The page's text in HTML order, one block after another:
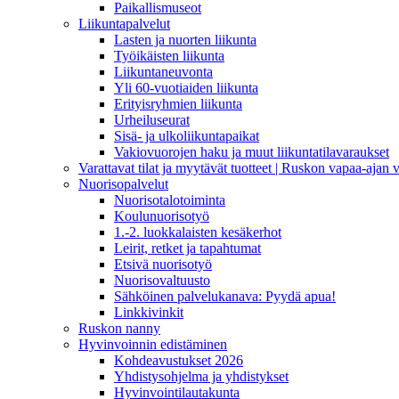
Paikallismuseot
Liikuntapalvelut
Lasten ja nuorten liikunta
Työikäisten liikunta
Liikuntaneuvonta
Yli 60-vuotiaiden liikunta
Erityisryhmien liikunta
Urheiluseurat
Sisä- ja ulkoliikuntapaikat
Vakiovuorojen haku ja muut liikuntatilavaraukset
Varattavat tilat ja myytävät tuotteet | Ruskon vapaa-ajan
Nuorisopalvelut
Nuorisotalotoiminta
Koulunuorisotyö
1.-2. luokkalaisten kesäkerhot
Leirit, retket ja tapahtumat
Etsivä nuorisotyö
Nuorisovaltuusto
Sähköinen palvelukanava: Pyydä apua!
Linkkivinkit
Ruskon nanny
Hyvinvoinnin edistäminen
Kohdeavustukset 2026
Yhdistysohjelma ja yhdistykset
Hyvinvointilautakunta